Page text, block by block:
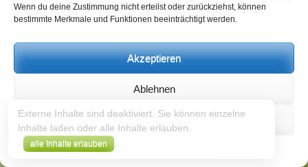
Wenn du deine Zustimmung nicht erteilst oder zurückziehst, können
bestimmte Merkmale und Funktionen beeinträchtigt werden.
Akzeptieren
Ablehnen
Einstellungen ansehen
Datenschutzerklärung
Email : info@the-wall-net.org
except where otherwise quoted.
Datenschutz|Impressum|
Registriert in
Externe Inhalte sind deaktiviert. Sie können einzelne
Inhalte laden oder alle Inhalte erlauben.
alle Inhalte erlauben